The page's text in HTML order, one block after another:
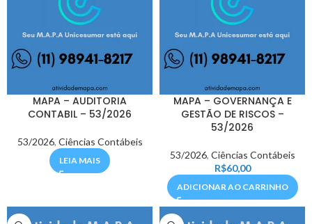
MAPA – AUDITORIA
CONTABIL – 53/2026
53/2026, Ciências Contábeis
LEIA MAIS
MAPA – GOVERNANÇA E
GESTÃO DE RISCOS –
53/2026
53/2026, Ciências Contábeis
R$60,00
ADICIONAR AO CARRINHO